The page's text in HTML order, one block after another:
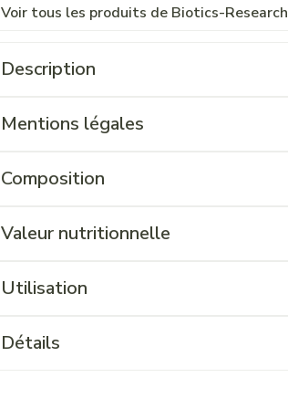
Voir tous les produits de Biotics-Research
Description
Mentions légales
Composition
Valeur nutritionnelle
Utilisation
Détails